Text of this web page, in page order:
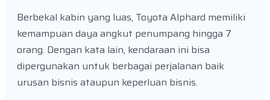
Berbekal kabin yang luas, Toyota Alphard memiliki
kemampuan daya angkut penumpang hingga 7
orang. Dengan kata lain, kendaraan ini bisa
dipergunakan untuk berbagai perjalanan baik
urusan bisnis ataupun keperluan bisnis.